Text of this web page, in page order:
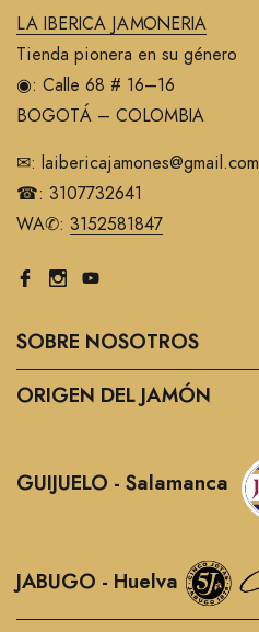
LA IBERICA JAMONERIA
Tienda pionera en su género
◉: Calle 68 # 16–16
BOGOTÁ – COLOMBIA
✉: laibericajamones@gmail.com
☎: 3107732641
WA✆: 3152581847
SOBRE NOSOTROS
ORIGEN DEL JAMÓN
GUIJUELO - Salamanca
JABUGO - Huelva